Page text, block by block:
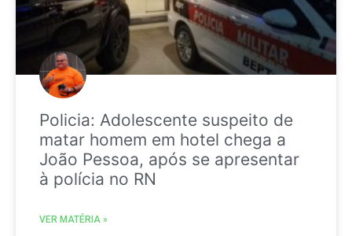
Policia: Adolescente suspeito de
matar homem em hotel chega a
João Pessoa, após se apresentar
à polícia no RN
VER MATÉRIA »